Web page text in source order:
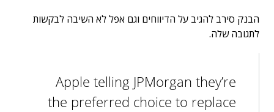
הבנק סירב להגיב על הדיווחים וגם אפל לא השיבה לבקשות
לתגובה שלה.
Apple telling JPMorgan they’re
the preferred choice to replace